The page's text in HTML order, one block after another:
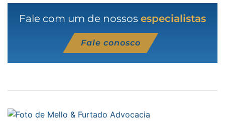
Fale com um de nossos especialistas
Fale conosco